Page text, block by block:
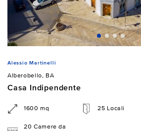
Alessio Martinelli
Alberobello, BA
Casa Indipendente
1600 mq 25 Locali
20 Camere da